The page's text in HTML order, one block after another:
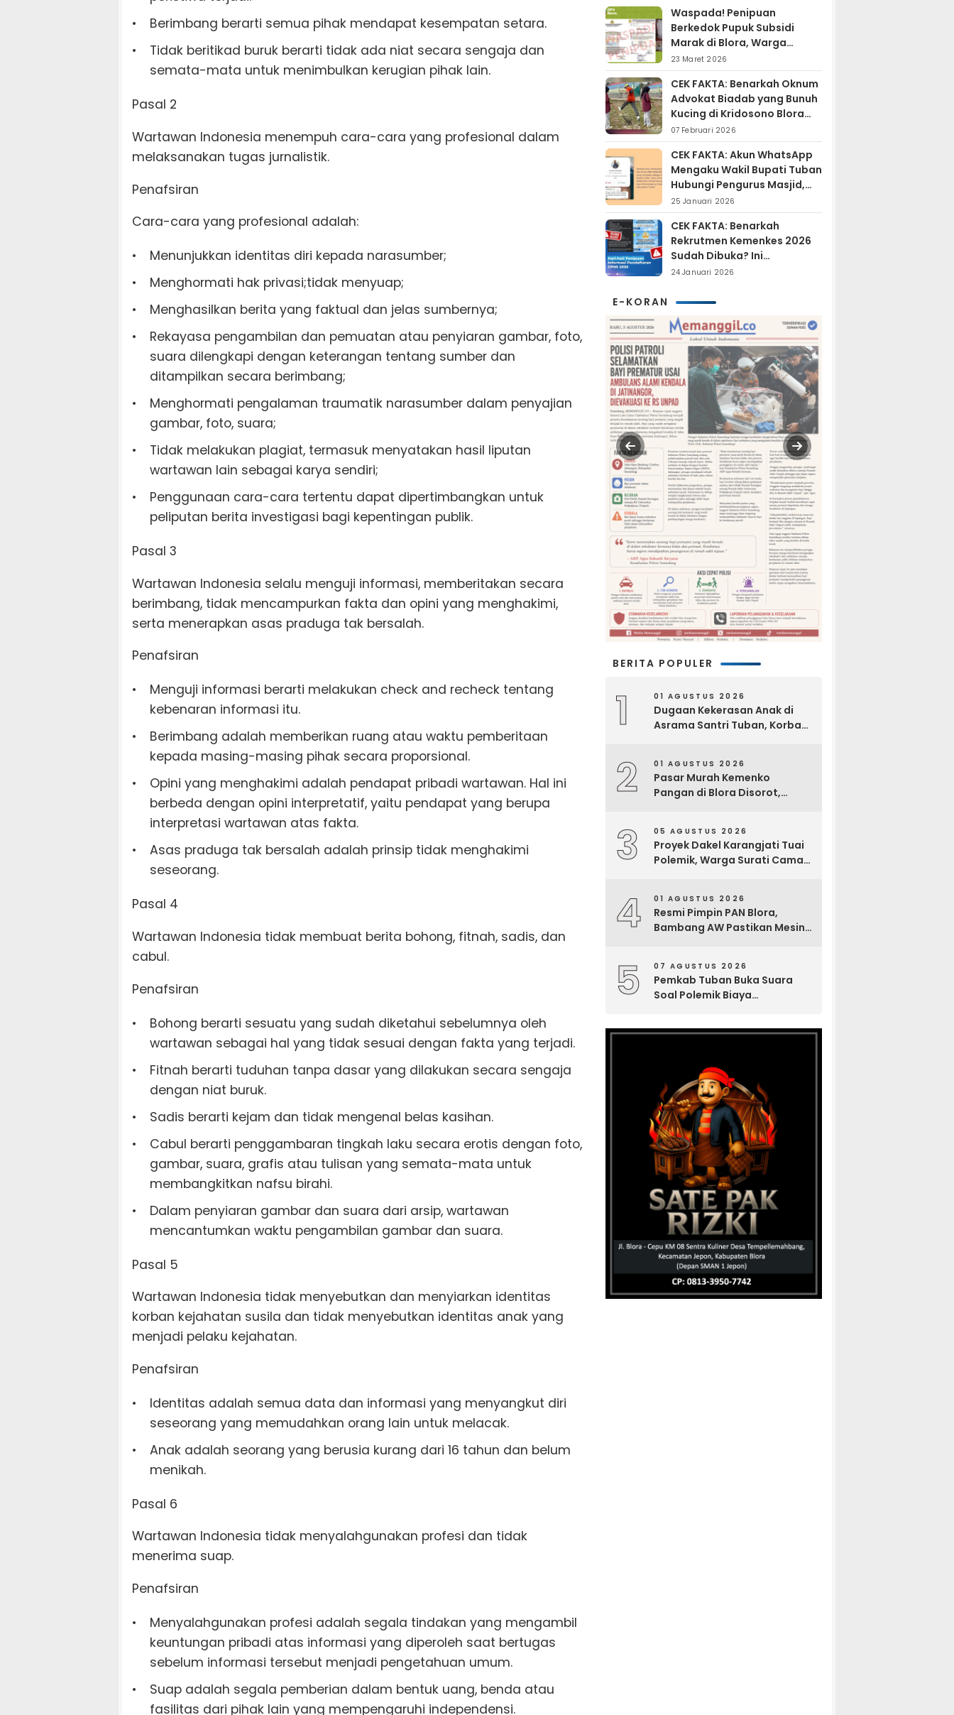
Berimbang berarti semua pihak mendapat kesempatan setara.
Tidak beritikad buruk berarti tidak ada niat secara sengaja dan
semata-mata untuk menimbulkan kerugian pihak lain.
Pasal 2
Wartawan Indonesia menempuh cara-cara yang profesional dalam
melaksanakan tugas jurnalistik.
Penafsiran
Cara-cara yang profesional adalah:
Menunjukkan identitas diri kepada narasumber;
Menghormati hak privasi;tidak menyuap;
Menghasilkan berita yang faktual dan jelas sumbernya;
Rekayasa pengambilan dan pemuatan atau penyiaran gambar, foto,
suara dilengkapi dengan keterangan tentang sumber dan
ditampilkan secara berimbang;
Menghormati pengalaman traumatik narasumber dalam penyajian
gambar, foto, suara;
Tidak melakukan plagiat, termasuk menyatakan hasil liputan
wartawan lain sebagai karya sendiri;
Penggunaan cara-cara tertentu dapat dipertimbangkan untuk
peliputan berita investigasi bagi kepentingan publik.
Pasal 3
Wartawan Indonesia selalu menguji informasi, memberitakan secara
berimbang, tidak mencampurkan fakta dan opini yang menghakimi,
serta menerapkan asas praduga tak bersalah.
Penafsiran
Menguji informasi berarti melakukan check and recheck tentang
kebenaran informasi itu.
Berimbang adalah memberikan ruang atau waktu pemberitaan
kepada masing-masing pihak secara proporsional.
Opini yang menghakimi adalah pendapat pribadi wartawan. Hal ini
berbeda dengan opini interpretatif, yaitu pendapat yang berupa
interpretasi wartawan atas fakta.
Asas praduga tak bersalah adalah prinsip tidak menghakimi
seseorang.
Pasal 4
Wartawan Indonesia tidak membuat berita bohong, fitnah, sadis, dan
cabul.
Penafsiran
Bohong berarti sesuatu yang sudah diketahui sebelumnya oleh
wartawan sebagai hal yang tidak sesuai dengan fakta yang terjadi.
Fitnah berarti tuduhan tanpa dasar yang dilakukan secara sengaja
dengan niat buruk.
Sadis berarti kejam dan tidak mengenal belas kasihan.
Cabul berarti penggambaran tingkah laku secara erotis dengan foto,
gambar, suara, grafis atau tulisan yang semata-mata untuk
membangkitkan nafsu birahi.
Dalam penyiaran gambar dan suara dari arsip, wartawan
mencantumkan waktu pengambilan gambar dan suara.
Pasal 5
Wartawan Indonesia tidak menyebutkan dan menyiarkan identitas
korban kejahatan susila dan tidak menyebutkan identitas anak yang
menjadi pelaku kejahatan.
Penafsiran
Identitas adalah semua data dan informasi yang menyangkut diri
seseorang yang memudahkan orang lain untuk melacak.
Anak adalah seorang yang berusia kurang dari 16 tahun dan belum
menikah.
Pasal 6
Wartawan Indonesia tidak menyalahgunakan profesi dan tidak
menerima suap.
Penafsiran
Menyalahgunakan profesi adalah segala tindakan yang mengambil
keuntungan pribadi atas informasi yang diperoleh saat bertugas
sebelum informasi tersebut menjadi pengetahuan umum.
Suap adalah segala pemberian dalam bentuk uang, benda atau
fasilitas dari pihak lain yang mempengaruhi independensi.
Waspada! Penipuan
Berkedok Pupuk Subsidi
Marak di Blora, Warga
Diminta Hati-hati
23 Maret 2026
CEK FAKTA: Benarkah Oknum
Advokat Biadab yang Bunuh
Kucing di Kridosono Blora
Sudah Resmi Jadi
Tersangka?
07 Februari 2026
CEK FAKTA: Akun WhatsApp
Mengaku Wakil Bupati Tuban
Hubungi Pengurus Masjid,
Dipastikan Hoaks
25 Januari 2026
CEK FAKTA: Benarkah
Rekrutmen Kemenkes 2026
Sudah Dibuka? Ini
Penjelasan Resmi BKN
24 Januari 2026
E-KORAN
BERITA POPULER
1 01 AGUSTUS 2026
Dugaan Kekerasan Anak di
Asrama Santri Tuban, Korban
2 01 AGUSTUS 2026
Pasar Murah Kemenko
Pangan di Blora Disorot,
3 05 AGUSTUS 2026
Proyek Dakel Karangjati Tuai
Polemik, Warga Surati Camat
4 01 AGUSTUS 2026
Resmi Pimpin PAN Blora,
Bambang AW Pastikan Mesin
5 07 AGUSTUS 2026
Pemkab Tuban Buka Suara
Soal Polemik Biaya
Sosial